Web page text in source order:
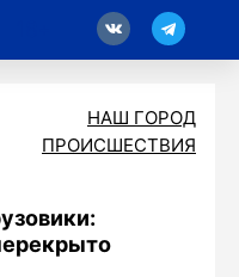
НАШ ГОРОД
ПРОИСШЕСТВИЯ